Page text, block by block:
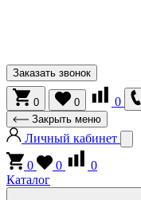
Заказать звонок
0 0 0
Закрыть меню
Личный кабинет
0
0
0
Каталог